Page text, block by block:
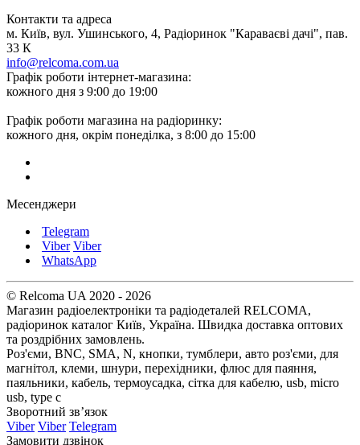
Контакти та адреса
м. Київ, вул. Ушинського, 4, Радіоринок "Караваєві дачі", пав.
33 К
info@relcoma.com.ua
Графік роботи інтернет-магазина:
кожного дня з 9:00 до 19:00
Графік роботи магазина на радіоринку:
кожного дня, окрім понеділка, з 8:00 до 15:00
Месенджери
Telegram
Viber Viber
WhatsApp
© Relcoma UA 2020 - 2026
Магазин радіоелектроніки та радіодеталей RELCOMA,
радіоринок каталог Київ, Україна. Швидка доставка оптових
та роздрібних замовлень.
Роз'єми, BNC, SMA, N, кнопки, тумблери, авто роз'єми, для
магнітол, клеми, шнури, перехідники, флюс для паяння,
паяльники, кабель, термоусадка, сітка для кабелю, usb, micro
usb, type c
Зворотний зв’язок
Viber Viber Telegram
Замовити дзвінок